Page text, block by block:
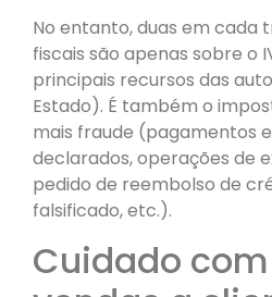
No entanto, duas em cada
fiscais são apenas sobre o
principais recursos das
Estado). É também o
mais fraude (pagamentos
declarados, operações de
pedido de reembolso de
falsificado, etc.).
Cuidado